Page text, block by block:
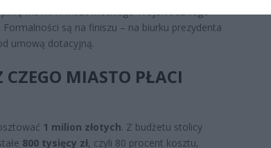
MSWiA i Mazowieckiego Wojewódzkiego
są na finiszu – na biurku prezydenta
umową dotacyjną.
MIASTO PŁACI
1 milion złotych. Z budżetu stolicy
800 tysięcy zł, czyli 80 procent kosztu,